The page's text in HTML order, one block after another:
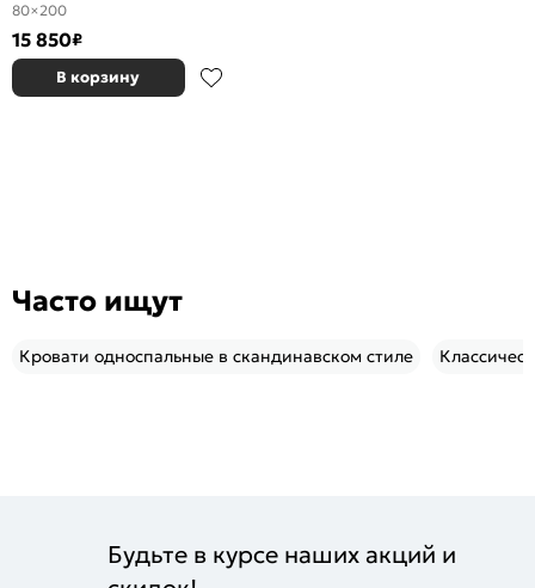
80×200
15 850₽
В корзину
Часто ищут
Кровати односпальные в скандинавском стиле
Будьте в курсе наших акций и